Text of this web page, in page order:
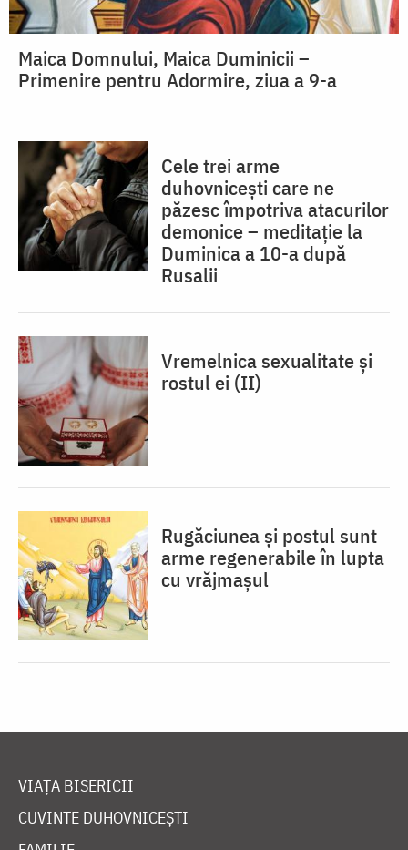
Maica Domnului, Maica Duminicii –
Primenire pentru Adormire, ziua a 9-a
Cele trei arme
duhovnicești care ne
păzesc împotriva atacurilor
demonice – meditație la
Duminica a 10-a după
Rusalii
Vremelnica sexualitate și
rostul ei (II)
Rugăciunea și postul sunt
arme regenerabile în lupta
cu vrăjmașul
VIAȚA BISERICII
CUVINTE DUHOVNICEȘTI